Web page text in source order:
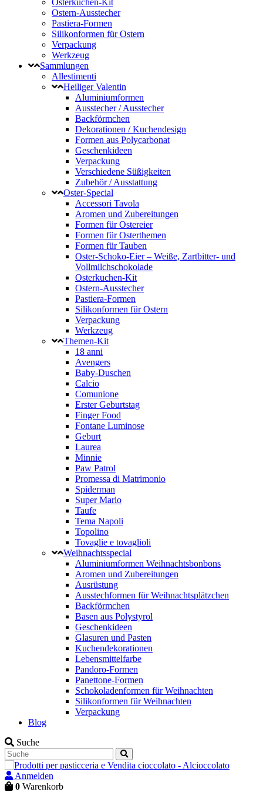
Osterkuchen-Kit
Ostern-Ausstecher
Pastiera-Formen
Silikonformen für Ostern
Verpackung
Werkzeug
Sammlungen
Allestimenti
Heiliger Valentin
Aluminiumformen
Ausstecher / Ausstecher
Backförmchen
Dekorationen / Kuchendesign
Formen aus Polycarbonat
Geschenkideen
Verpackung
Verschiedene Süßigkeiten
Zubehör / Ausstattung
Oster-Special
Accessori Tavola
Aromen und Zubereitungen
Formen für Ostereier
Formen für Osterthemen
Formen für Tauben
Oster-Schoko-Eier – Weiße, Zartbitter- und
Vollmilchschokolade
Osterkuchen-Kit
Ostern-Ausstecher
Pastiera-Formen
Silikonformen für Ostern
Verpackung
Werkzeug
Themen-Kit
18 anni
Avengers
Baby-Duschen
Calcio
Comunione
Erster Geburtstag
Finger Food
Fontane Luminose
Geburt
Laurea
Minnie
Paw Patrol
Promessa di Matrimonio
Spiderman
Super Mario
Taufe
Tema Napoli
Topolino
Tovaglie e tovaglioli
Weihnachtsspecial
Aluminiumformen Weihnachtsbonbons
Aromen und Zubereitungen
Ausrüstung
Ausstechformen für Weihnachtsplätzchen
Backförmchen
Basen aus Polystyrol
Geschenkideen
Glasuren und Pasten
Kuchendekorationen
Lebensmittelfarbe
Pandoro-Formen
Panettone-Formen
Schokoladenformen für Weihnachten
Silikonformen für Weihnachten
Verpackung
Blog
Suche
Anmelden
0 Warenkorb